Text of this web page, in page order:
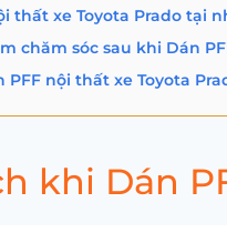
thất xe Toyota Prado tại
chăm sóc sau khi Dán
PFF nội thất xe Toyota
khi Dán